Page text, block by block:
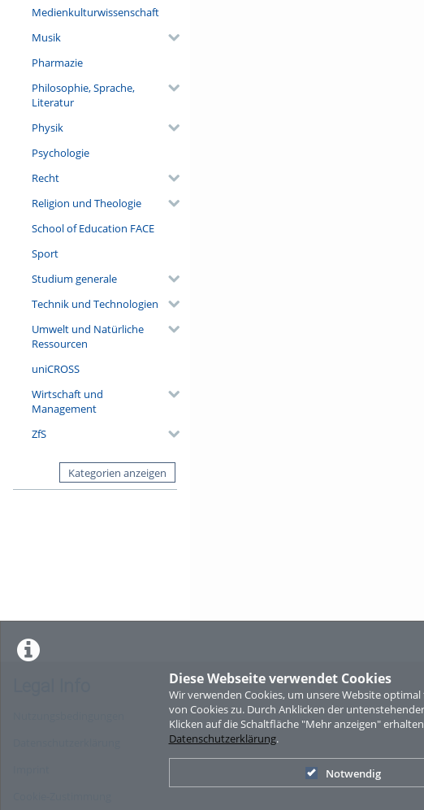
Diese Webseite verwendet Cookies
Wir verwenden Cookies, um unsere Website
von Cookies zu. Durch Anklicken der
Klicken auf die Schaltfläche "Mehr anzeigen"
Datenschutzerklärung.
Notwendig
Medienkulturwissenschaft
Musik
Pharmazie
Philosophie, Sprache,
Literatur
Physik
Psychologie
Recht
Religion und Theologie
School of Education FACE
Sport
Studium generale
Technik und Technologien
Umwelt und Natürliche
Ressourcen
uniCROSS
Wirtschaft und
Management
ZfS
Kategorien anzeigen